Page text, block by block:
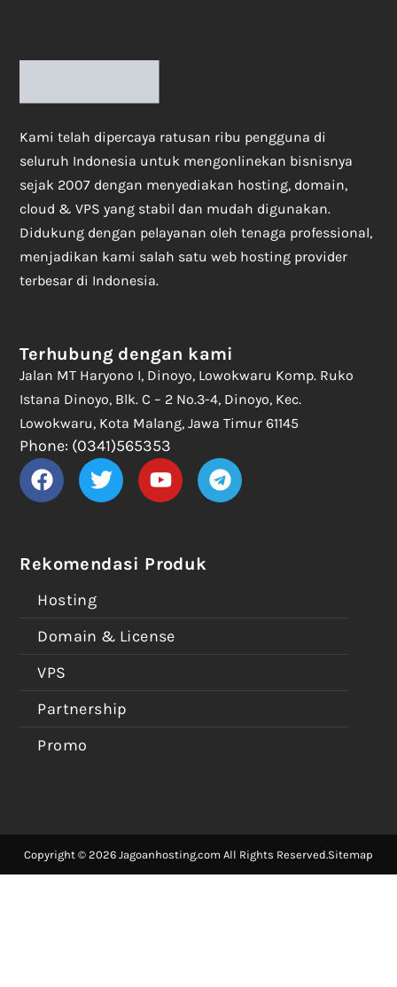
Kami telah dipercaya ratusan ribu pengguna di
seluruh Indonesia untuk mengonlinekan bisnisnya
sejak 2007 dengan menyediakan hosting, domain,
cloud & VPS yang stabil dan mudah digunakan.
Didukung dengan pelayanan oleh tenaga professional,
menjadikan kami salah satu web hosting provider
terbesar di Indonesia.
Rekomendasi Produk
Hosting
Domain & License
VPS
Partnership
Promo
Terhubung dengan kami
Jalan MT Haryono I, Dinoyo, Lowokwaru Komp. Ruko
Istana Dinoyo, Blk. C – 2 No.3-4, Dinoyo, Kec.
Lowokwaru, Kota Malang, Jawa Timur 61145
Phone: (0341)565353
Copyright © 2026 Jagoanhosting.com All Rights Reserved.Sitemap